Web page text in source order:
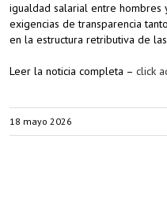
igualdad salarial entre hombres
exigencias de transparencia
en la estructura retributiva de
Leer la noticia completa – click
18 mayo 2026